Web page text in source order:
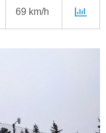
69 km/h